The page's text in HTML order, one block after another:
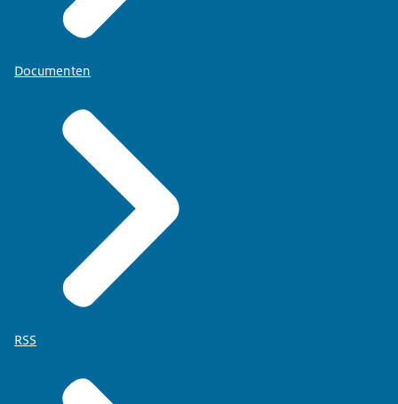
Documenten
RSS